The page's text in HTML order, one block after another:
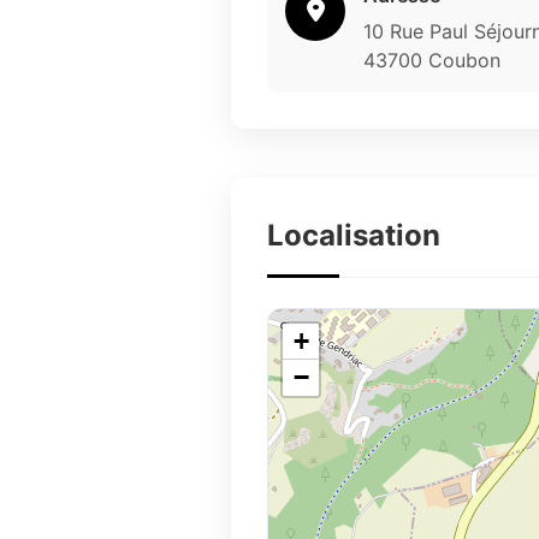
10 Rue Paul
43700 Coubon
Localisation
+
−